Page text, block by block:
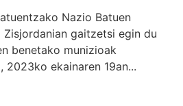
Nazio Batuen
Zisjordanian gaitzetsi egin du
benetako munizioak
2023ko ekainaren 19an...